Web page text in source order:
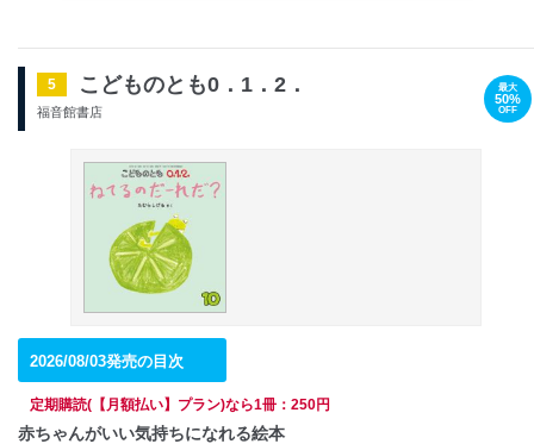
5 こどものとも0．1．2．
福音館書店
最大
50%
OFF
2026/08/03発売の目次
定期購読(【月額払い】プラン)なら1冊：250円
赤ちゃんがいい気持ちになれる絵本